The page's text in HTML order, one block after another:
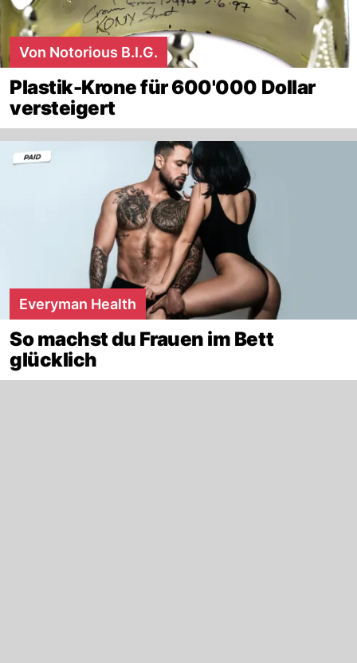
Von Notorious B.I.G.
Plastik-Krone für 600'000 Dollar
versteigert
Everyman Health
So machst du Frauen im Bett
glücklich